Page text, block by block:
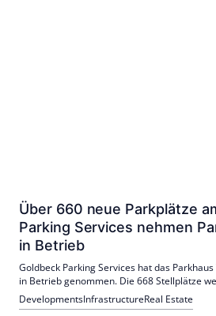
Über 660 neue Parkplätze
Parking Services nehmen
in Betrieb
Goldbeck Parking Services hat das
in Betrieb genommen. Die 668 Stellplätze
bewirtschaftet; nachhaltige Bauweise, PV,
Ladepunkte erhöhen den Komfort. Ein
DevelopmentsInfrastructureReal Estate